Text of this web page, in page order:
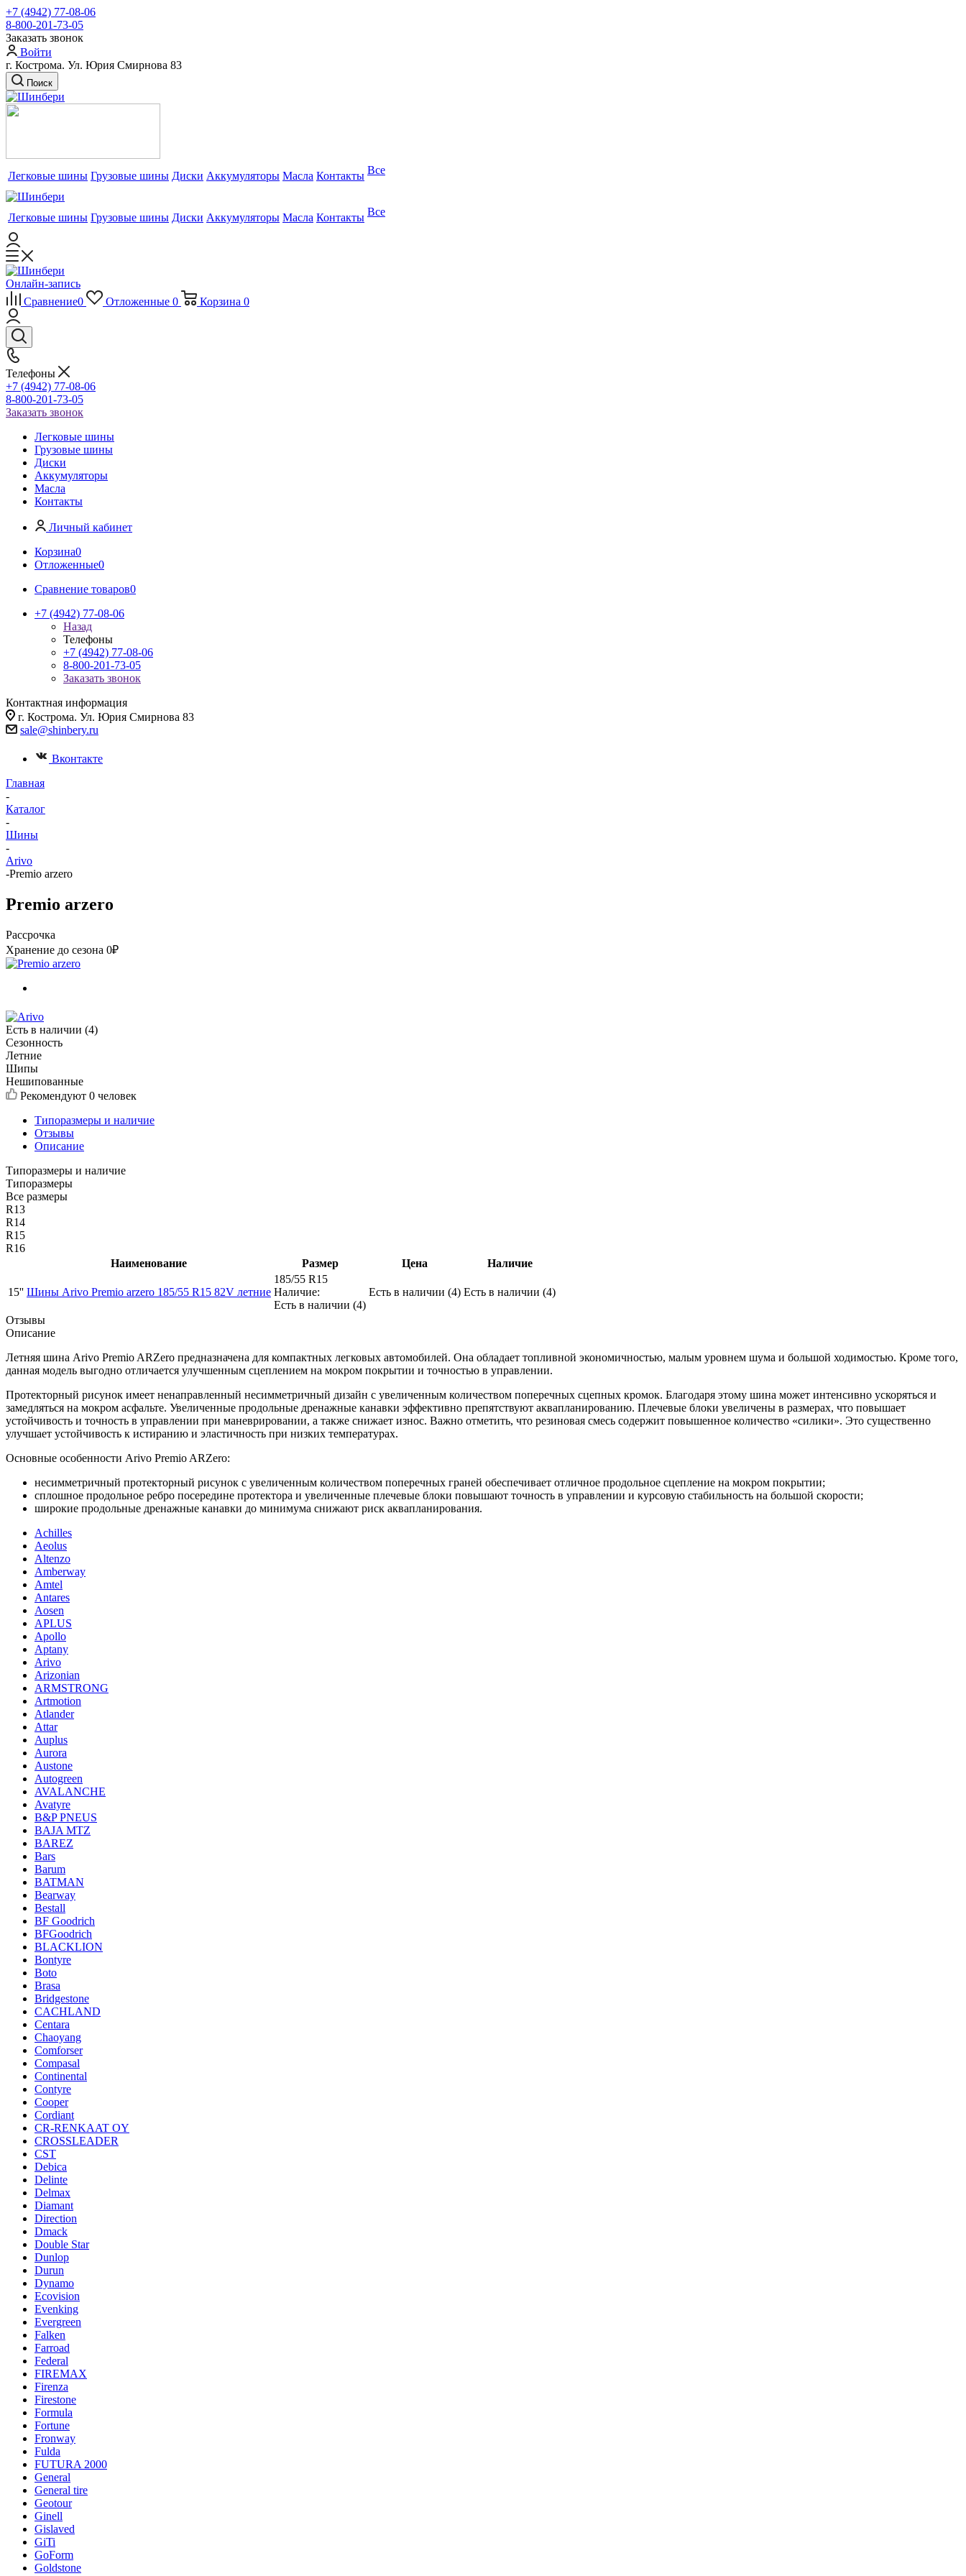
+7 (4942) 77-08-06
8-800-201-73-05
Заказать звонок
Войти
г. Кострома. Ул. Юрия Смирнова 83
Поиск
Легковые шины Грузовые шины Диски Аккумуляторы Масла Контакты Все
Легковые шины Грузовые шины Диски Аккумуляторы Масла Контакты Все
Онлайн-запись
Сравнение0 Отложенные 0 Корзина 0
Телефоны
+7 (4942) 77-08-06
8-800-201-73-05
Заказать звонок
Легковые шины
Грузовые шины
Диски
Аккумуляторы
Масла
Контакты
Личный кабинет
Корзина0
Отложенные0
Сравнение товаров0
+7 (4942) 77-08-06
Назад
Телефоны
+7 (4942) 77-08-06
8-800-201-73-05
Заказать звонок
Контактная информация
г. Кострома. Ул. Юрия Смирнова 83
sale@shinbery.ru
Вконтакте
Главная
-
Каталог
-
Шины
-
Arivo
-Premio arzero
Premio arzero
Рассрочка
Хранение до сезона 0₽
Есть в наличии (4)
Сезонность
Летние
Шипы
Нешипованные
Рекомендуют 0 человек
Типоразмеры и наличие
Отзывы
Описание
Типоразмеры и наличие
Типоразмеры
Все размеры
R13
R14
R15
R16
Наименование
Размер Цена Наличие
15'' Шины Arivo Premio arzero 185/55 R15 82V летние
185/55 R15
Наличие:
Есть в наличии (4)
Есть в наличии (4) Есть в наличии (4)
Отзывы
Описание
Летняя шина Arivo Premio ARZero предназначена для компактных легковых автомобилей. Она обладает топливной экономичностью, малым уровнем шума и большой ходимостью. Кроме того,
данная модель выгодно отличается улучшенным сцеплением на мокром покрытии и точностью в управлении.
Протекторный рисунок имеет ненаправленный несимметричный дизайн с увеличенным количеством поперечных сцепных кромок. Благодаря этому шина может интенсивно ускоряться и
замедляться на мокром асфальте. Увеличенные продольные дренажные канавки эффективно препятствуют аквапланированию. Плечевые блоки увеличены в размерах, что повышает
устойчивость и точность в управлении при маневрировании, а также снижает износ. Важно отметить, что резиновая смесь содержит повышенное количество «силики». Это существенно
улучшает устойчивость к истиранию и эластичность при низких температурах.
Основные особенности Arivo Premio ARZero:
несимметричный протекторный рисунок с увеличенным количеством поперечных граней обеспечивает отличное продольное сцепление на мокром покрытии;
сплошное продольное ребро посередине протектора и увеличенные плечевые блоки повышают точность в управлении и курсовую стабильность на большой скорости;
широкие продольные дренажные канавки до минимума снижают риск аквапланирования.
Achilles
Aeolus
Altenzo
Amberway
Amtel
Antares
Aosen
APLUS
Apollo
Aptany
Arivo
Arizonian
ARMSTRONG
Artmotion
Atlander
Attar
Auplus
Aurora
Austone
Autogreen
AVALANCHE
Avatyre
B&P PNEUS
BAJA MTZ
BAREZ
Bars
Barum
BATMAN
Bearway
Bestall
BF Goodrich
BFGoodrich
BLACKLION
Bontyre
Boto
Brasa
Bridgestone
CACHLAND
Centara
Chaoyang
Comforser
Compasal
Continental
Contyre
Cooper
Cordiant
CR-RENKAAT OY
CROSSLEADER
CST
Debica
Delinte
Delmax
Diamant
Direction
Dmack
Double Star
Dunlop
Durun
Dynamo
Ecovision
Evenking
Evergreen
Falken
Farroad
Federal
FIREMAX
Firenza
Firestone
Formula
Fortune
Fronway
Fulda
FUTURA 2000
General
General tire
Geotour
Ginell
Gislaved
GiTi
GoForm
Goldstone